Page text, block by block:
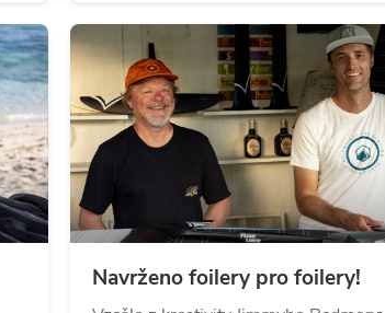
Navrženo foilery pro foilery!